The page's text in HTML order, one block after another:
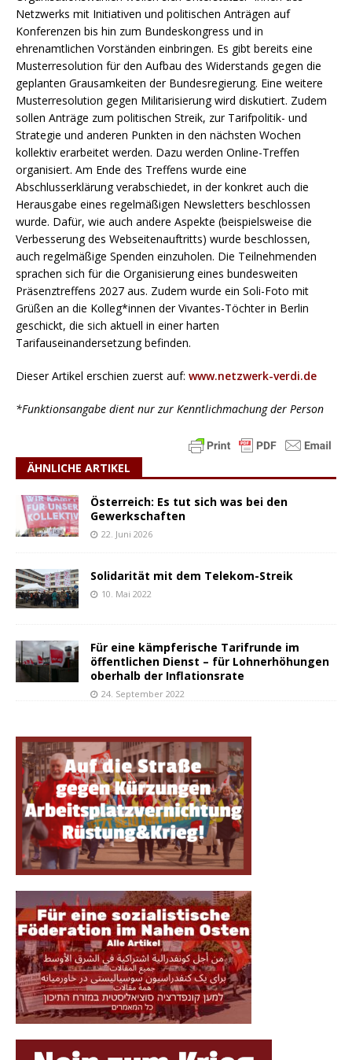
Netzwerks mit Initiativen und politischen Anträgen auf
Konferenzen bis hin zum Bundeskongress und in
ehrenamtlichen Vorständen einbringen. Es gibt bereits eine
Musterresolution für den Aufbau des Widerstands gegen die
geplanten Grausamkeiten der Bundesregierung. Eine weitere
Musterresolution gegen Militarisierung wird diskutiert. Zudem
sollen Anträge zum politischen Streik, zur Tarifpolitik- und
Strategie und anderen Punkten in den nächsten Wochen
kollektiv erarbeitet werden. Dazu werden Online-Treffen
organisiert. Am Ende des Treffens wurde eine
Abschlusserklärung verabschiedet, in der konkret auch die
Herausgabe eines regelmäßigen Newsletters beschlossen
wurde. Dafür, wie auch andere Aspekte (beispielsweise die
Verbesserung des Webseitenauftritts) wurde beschlossen,
auch regelmäßige Spenden einzuholen. Die Teilnehmenden
sprachen sich für die Organisierung eines bundesweiten
Präsenztreffens 2027 aus. Zudem wurde ein Soli-Foto mit
Grüßen an die Kolleg*innen der Vivantes-Töchter in Berlin
geschickt, die sich aktuell in einer harten
Tarifauseinandersetzung befinden.
Dieser Artikel erschien zuerst auf: www.netzwerk-verdi.de
*Funktionsangabe dient nur zur Kenntlichmachung der Person
ÄHNLICHE ARTIKEL
Österreich: Es tut sich was bei den
Gewerkschaften
22. Juni 2026
Solidarität mit dem Telekom-Streik
10. Mai 2022
Für eine kämpferische Tarifrunde im
öffentlichen Dienst – für Lohnerhöhungen
oberhalb der Inflationsrate
24. September 2022